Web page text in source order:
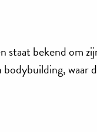
bekend om
waar